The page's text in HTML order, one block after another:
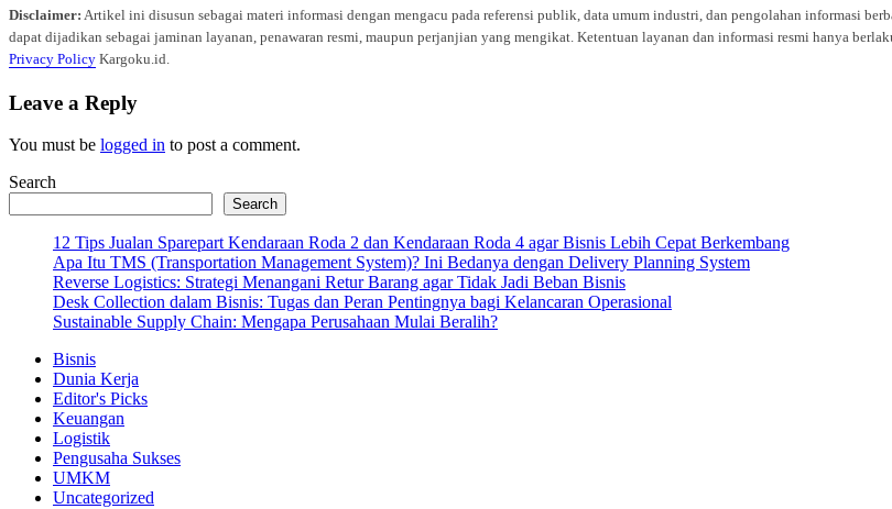
Disclaimer: Artikel ini disusun sebagai materi informasi dengan mengacu pada referensi publik, data umum industri, dan pengolahan informasi
dapat dijadikan sebagai jaminan layanan, penawaran resmi, maupun perjanjian yang mengikat. Ketentuan layanan dan informasi resmi hanya
Privacy Policy Kargoku.id.
Leave a Reply
You must be logged in to post a comment.
Search
Search
12 Tips Jualan Sparepart Kendaraan Roda 2 dan Kendaraan Roda 4 agar Bisnis Lebih Cepat Berkembang
Apa Itu TMS (Transportation Management System)? Ini Bedanya dengan Delivery Planning System
Reverse Logistics: Strategi Menangani Retur Barang agar Tidak Jadi Beban Bisnis
Desk Collection dalam Bisnis: Tugas dan Peran Pentingnya bagi Kelancaran Operasional
Sustainable Supply Chain: Mengapa Perusahaan Mulai Beralih?
Bisnis
Dunia Kerja
Editor's Picks
Keuangan
Logistik
Pengusaha Sukses
UMKM
Uncategorized